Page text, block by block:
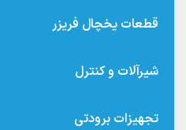
قطعات یخچال فریزر
شیرآلات و کنترل
تجهیزات برودتی